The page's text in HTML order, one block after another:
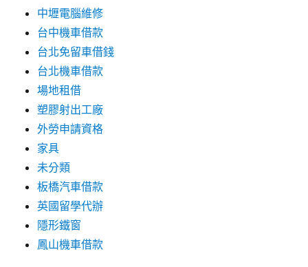
中壢電腦維修
台中機車借款
台北免留車借錢
台北機車借款
場地租借
塑膠射出工廠
外勞申請資格
家具
未分類
板橋汽車借款
英國留學代辦
隱形鐵窗
鳳山機車借款